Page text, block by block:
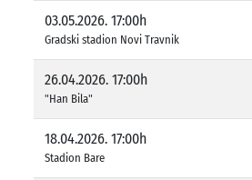
03.05.2026. 17:00h
Gradski stadion Novi Travnik
26.04.2026. 17:00h
"Han Bila"
18.04.2026. 17:00h
Stadion Bare